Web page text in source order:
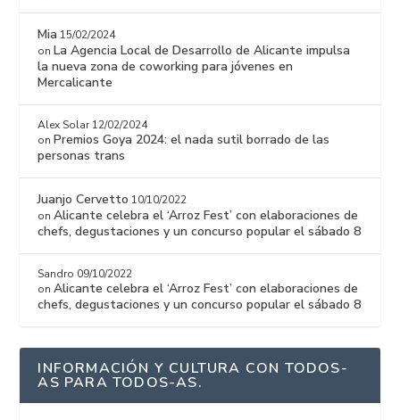
Mia 15/02/2024
onLa Agencia Local de Desarrollo de Alicante impulsa
la nueva zona de coworking para jóvenes en
Mercalicante
Alex Solar 12/02/2024
onPremios Goya 2024: el nada sutil borrado de las
personas trans
Juanjo Cervetto 10/10/2022
onAlicante celebra el ‘Arroz Fest’ con elaboraciones de
chefs, degustaciones y un concurso popular el sábado 8
Sandro 09/10/2022
onAlicante celebra el ‘Arroz Fest’ con elaboraciones de
chefs, degustaciones y un concurso popular el sábado 8
INFORMACIÓN Y CULTURA CON TODOS-
AS PARA TODOS-AS.